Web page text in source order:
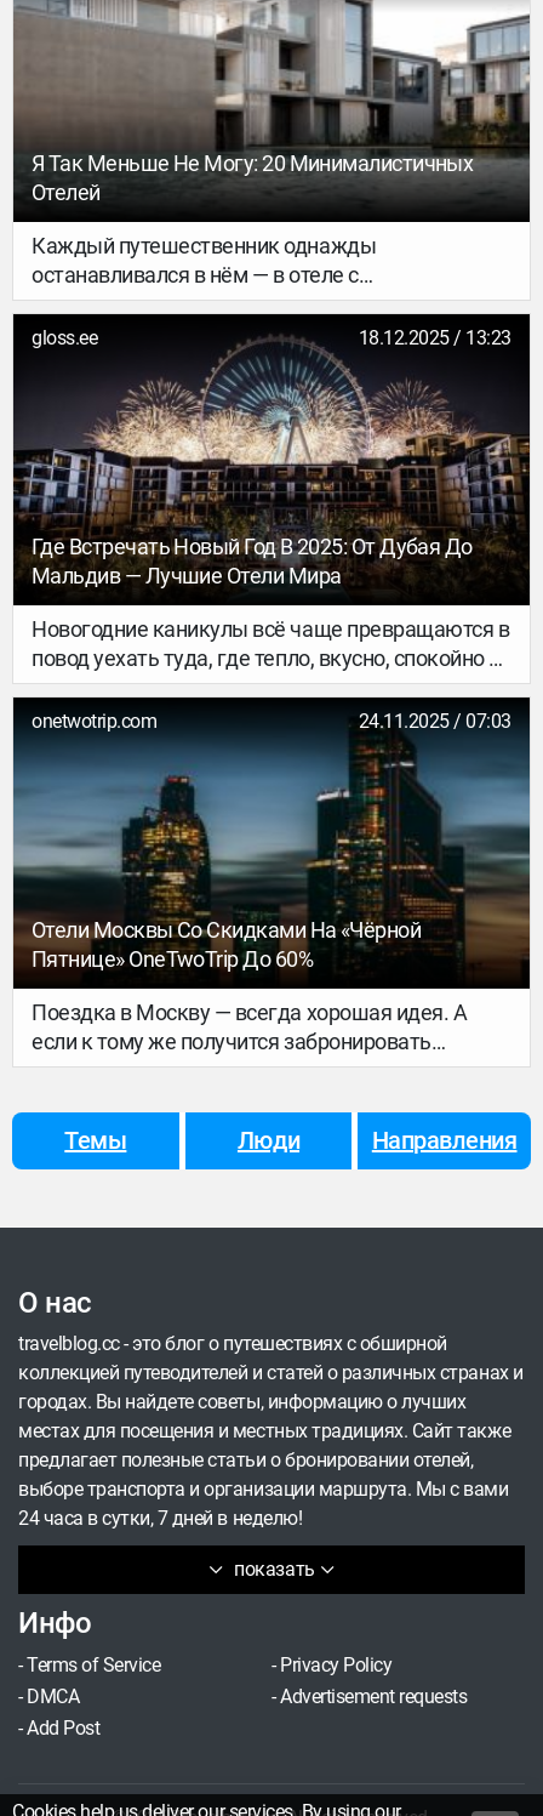
классике, но и познакомим с новыми
интересными бутик-отелями.
Я Так Меньше Не Могу: 20 Минималистичных
Отелей
Каждый путешественник однажды
останавливался в нём — в отеле с
перегруженными интерьерами, золотыми
смесителями и дизайном ради дизайна. А ведь
мы и так живём в эпоху рекордного визуального
(да и в целом информационного) шума. Хочется
тишины, воздуха и света. Мы нашли 20 отелей,
где царит минимализм: со спокойными цветами,
строгими линиями и крайне приятным
ощущением, что тебя наконец оставили в
покое…
gloss.ee 18.12.2025 / 13:23
Где Встречать Новый Год В 2025: От Дубая До
Мальдив — Лучшие Отели Мира
Новогодние каникулы всё чаще превращаются в
повод уехать туда, где тепло, вкусно, спокойно и
празднично одновременно. В этом обзоре —
лучшие отели мира, которые встречают
Рождество и Новый год как искусство: с
гастрономией, wellness-ритуалами, семейными
программами и атмосферой, ради которой
хочется начинать год именно там.
onetwotrip.com 24.11.2025 / 07:03
Отели Москвы Со Скидками На «Чёрной
Пятнице» OneTwoTrip До 60%
Поездка в Москву — всегда хорошая идея. А
если к тому же получится забронировать
отличный отель с хорошей скидкой, отпуск,
просто великолепно. Мы поможем со всеми
пунктами: и выгодные предложения покажем, и
Темы Люди Направления
О нас
показать
travelblog.cc - это блог о путешествиях с обширной
коллекцией путеводителей и статей о различных странах и
городах. Вы найдете советы, информацию о лучших
местах для посещения и местных традициях. Сайт также
предлагает полезные статьи о бронировании отелей,
выборе транспорта и организации маршрута. Мы с вами
24 часа в сутки, 7 дней в неделю!
Инфо
-Terms of Service - Privacy Policy
- DMCA -Advertisement requests
-Add Post